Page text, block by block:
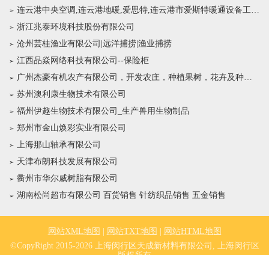
连云港中央空调,连云港地暖,爱思特,连云港市爱斯特暖通设备工程有限公司
浙江兆泰环境科技股份有限公司
沧州芸桂渔业有限公司|远洋捕捞|渔业捕捞
江西品焱网络科技有限公司--保险柜
广州杰豪有机农产有限公司，开发农庄，种植果树，花卉及种苗繁殖，禽畜水产养殖及加工
苏州澳利康生物技术有限公司
福州伊趣生物技术有限公司_生产兽用生物制品
郑州市金山焕彩实业有限公司
上海那山轴承有限公司
天津布朗科技发展有限公司
衢州市华尔威树脂有限公司
湖南松尚超市有限公司 百货销售 针纺织品销售 五金销售
网站XML地图 网站TXT地图
网站HTML地图
©CopyRight 2015-2026 上海闵行区天成新材料有限公司, 上海闵行区